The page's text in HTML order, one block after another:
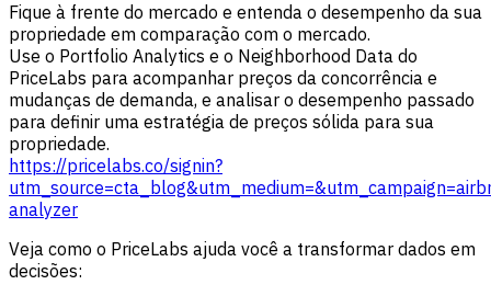
Fique à frente do mercado e entenda o desempenho da sua
propriedade em comparação com o mercado.
Use o Portfolio Analytics e o Neighborhood Data do
PriceLabs para acompanhar preços da concorrência e
mudanças de demanda, e analisar o desempenho passado
para definir uma estratégia de preços sólida para sua
propriedade.
https://pricelabs.co/signin?
analyzer
Veja como o PriceLabs ajuda você a transformar dados em
decisões: